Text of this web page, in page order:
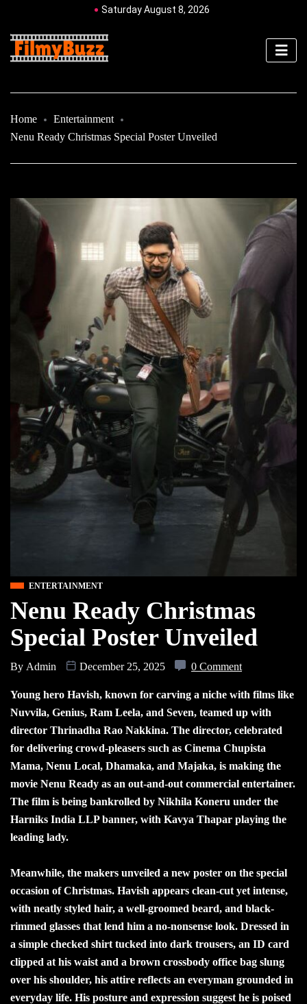
Saturday August 8, 2026
Home
Entertainment
Nenu Ready Christmas Special Poster Unveiled
ENTERTAINMENT
Nenu Ready Christmas
Special Poster Unveiled
By Admin December 25, 2025 0 Comment
Young hero Havish, known for carving a niche with films like
Nuvvila, Genius, Ram Leela, and Seven, teamed up with
director Thrinadha Rao Nakkina. The director, celebrated
for delivering crowd-pleasers such as Cinema Chupista
Mama, Nenu Local, Dhamaka, and Majaka, is making the
movie Nenu Ready as an out-and-out commercial entertainer.
The film is being bankrolled by Nikhila Koneru under the
Harniks India LLP banner, with Kavya Thapar playing the
leading lady.
Meanwhile, the makers unveiled a new poster on the special
occasion of Christmas. Havish appears clean-cut yet intense,
with neatly styled hair, a well-groomed beard, and black-
rimmed glasses that lend him a no-nonsense look. Dressed in
a simple checked shirt tucked into dark trousers, an ID card
clipped at his waist and a brown crossbody office bag slung
over his shoulder, his attire reflects an everyman grounded in
everyday life. His posture and expression suggest he is poised